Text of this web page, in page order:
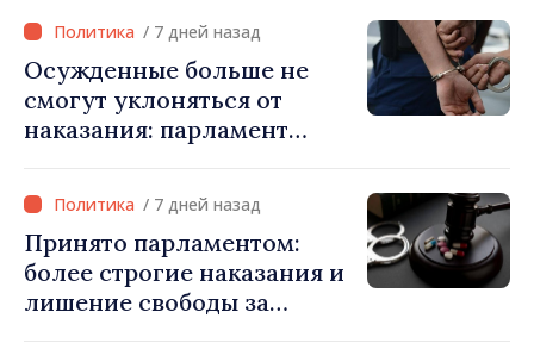
права для безработных и
трансграничных
работников
/ 7 дней назад
Осужденные больше не
смогут уклоняться от
наказания: парламент
расширяет электронный
мониторинг/ 7 дней назад
Принято парламентом:
более строгие наказания и
лишение свободы за